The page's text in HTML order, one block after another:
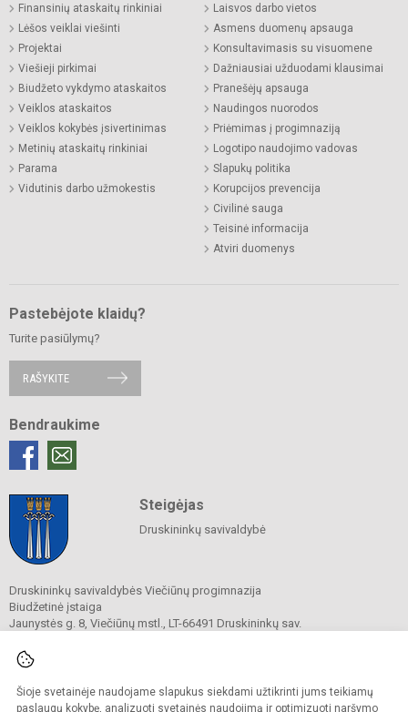
Šioje svetainėje naudojame slapukus siekdami užtikrinti jums teikiamų
paslaugų kokybę, analizuoti svetainės naudojimą ir optimizuoti naršymo
Finansinių ataskaitų rinkiniai
Lėšos veiklai viešinti
Projektai
Viešieji pirkimai
Biudžeto vykdymo ataskaitos
Veiklos ataskaitos
Veiklos kokybės įsivertinimas
Metinių ataskaitų rinkiniai
Parama
Vidutinis darbo užmokestis
Laisvos darbo vietos
Asmens duomenų apsauga
Konsultavimasis su visuomene
Dažniausiai užduodami klausimai
Pranešėjų apsauga
Naudingos nuorodos
Priėmimas į progimnaziją
Logotipo naudojimo vadovas
Slapukų politika
Korupcijos prevencija
Civilinė sauga
Teisinė informacija
Atviri duomenys
Pastebėjote klaidų?
Turite pasiūlymų?
RAŠYKITE
Bendraukime
Steigėjas
Druskininkų savivaldybė
Druskininkų savivaldybės Viečiūnų progimnazija
Biudžetinė įstaiga
Jaunystės g. 8, Viečiūnų mstl., LT-66491 Druskininkų sav.
El. p.
Duomenys kaupiami ir saugomi
Juridinių asmenų registre
Įstaigos kodas 190108418